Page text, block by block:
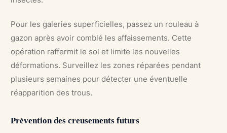
Pour les galeries superficielles, passez un rouleau à
gazon après avoir comblé les affaissements. Cette
opération raffermit le sol et limite les nouvelles
déformations. Surveillez les zones réparées pendant
plusieurs semaines pour détecter une éventuelle
réapparition des trous.
Prévention des creusements futurs